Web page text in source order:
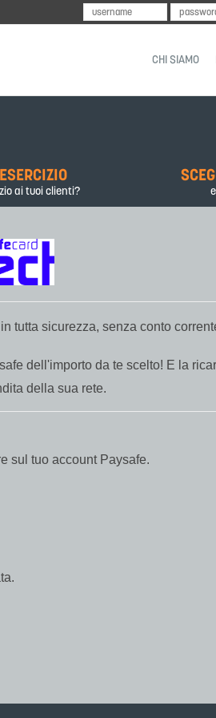
CHI SIAMO
ai tuoi clienti?
tutta sicurezza, senza conto
dell'importo da te scelto! E la
della sua rete.
sul tuo account Paysafe.